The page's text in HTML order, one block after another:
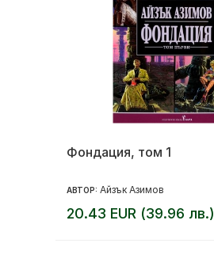
Фондация, том 1
АВТОР: Айзък Азимов
20.43 EUR (39.96 лв.)